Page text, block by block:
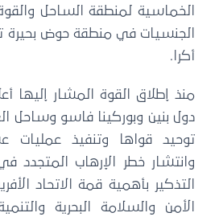
الخماسية لمنطقة الساحل
الجنسيات في منطقة حوض بحيرة
أكرا.
دول بنين وبوركينا فاسو وساحل
توحيد قواها وتنفيذ عمليات
وانتشار خطر الإرهاب المتجدد
التذكير بأهمية قمة الاتحاد
الأمن والسلامة البحرية